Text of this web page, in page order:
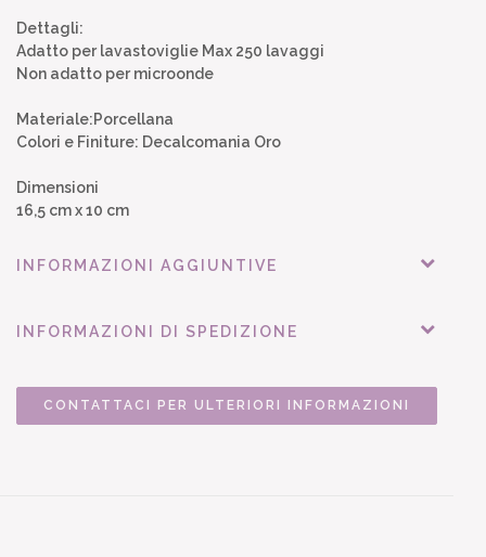
Dettagli:
Adatto per lavastoviglie Max 250 lavaggi
Non adatto per microonde
Materiale:Porcellana
Colori e Finiture: Decalcomania Oro
Dimensioni
16,5 cm x 10 cm
INFORMAZIONI AGGIUNTIVE
INFORMAZIONI DI SPEDIZIONE
CONTATTACI PER ULTERIORI INFORMAZIONI